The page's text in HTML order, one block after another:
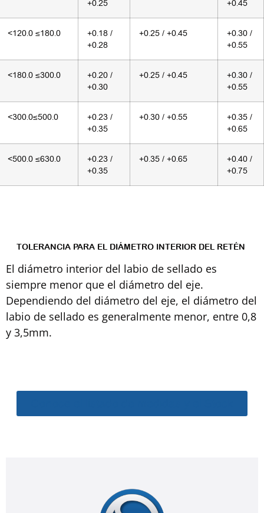
+0.25 +0.45
<120.0 ≤180.0
+0.18 /
+0.28
+0.25 / +0.45
+0.30 /
+0.55
<180.0 ≤300.0
+0.20 /
+0.30
+0.25 / +0.45
+0.30 /
+0.55
<300.0≤500.0
+0.23 /
+0.35
+0.30 / +0.55
+0.35 /
+0.65
<500.0 ≤630.0
+0.23 /
+0.35
+0.35 / +0.65
+0.40 /
+0.75
TOLERANCIA PARA EL DIÁMETRO INTERIOR DEL RETÉN
El diámetro interior del labio de sellado es
siempre menor que el diámetro del eje.
Dependiendo del diámetro del eje, el diámetro del
labio de sellado es generalmente menor, entre 0,8
y 3,5mm.